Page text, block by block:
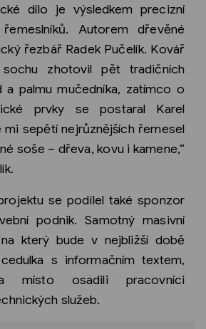
dílo je výsledkem precizní
Autorem dřevěné
řezbář Radek Pučelík. Kovář
zhotovil pět tradičních
a palmu mučedníka, zatímco o
prvky se postaral Karel
mi sepětí nejrůznějších řemesel
soše – dřeva, kovu i kamene,“
se podílel také sponzor
podnik. Samotný masivní
který bude v nejbližší době
s informačním textem,
místo osadili pracovníci
služeb.